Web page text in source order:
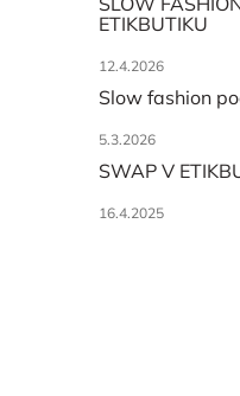
ETIKBUTIKU
12.4.2026
Slow fashion
5.3.2026
SWAP V
16.4.2025